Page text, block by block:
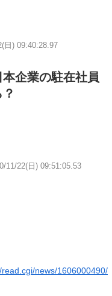
日) 09:40:28.97
企業の駐在社員
11/22(日) 09:51:05.53
news/1606000490/